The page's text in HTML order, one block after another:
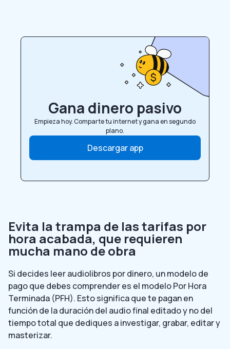
Gana dinero pasivo
Empieza hoy. Comparte tu internet y gana en segundo
plano.
Descargar app
Evita la trampa de las tarifas por
hora acabada, que requieren
mucha mano de obra
Si decides leer audiolibros por dinero, un modelo de
pago que debes comprender es el modelo Por Hora
Terminada (PFH). Esto significa que te pagan en
función de la duración del audio final editado y no del
tiempo total que dediques a investigar, grabar, editar y
masterizar.